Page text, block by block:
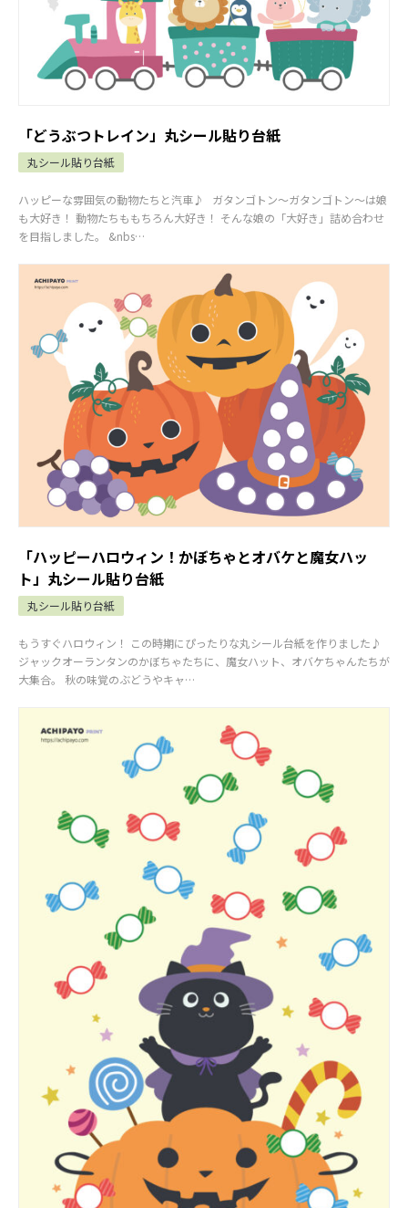
「どうぶつトレイン」丸シール貼り台紙
丸シール貼り台紙
ハッピーな雰囲気の動物たちと汽車♪ ガタンゴトン～ガタンゴトン～は娘
も大好き！ 動物たちももちろん大好き！ そんな娘の「大好き」詰め合わせ
を目指しました。 &nbs…
「ハッピーハロウィン！かぼちゃとオバケと魔女ハッ
ト」丸シール貼り台紙
丸シール貼り台紙
もうすぐハロウィン！ この時期にぴったりな丸シール台紙を作りました♪
ジャックオーランタンのかぼちゃたちに、魔女ハット、オバケちゃんたちが
大集合。 秋の味覚のぶどうやキャ…